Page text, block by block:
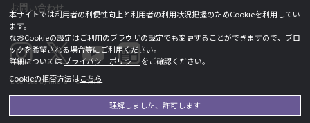
お問い合わせ
Licensed by khara ©khara
本サイトでは利用者の利便性向上と利用者の利用状況把握のためCookieを利用してい
ます。
なおCookieの設定はご利用のブラウザの設定でも変更することができますので、ブロ
ックを希望される場合等にご利用ください。
詳細についてはプライバシーポリシーをご確認ください。
Cookieの拒否方法はこちら
理解しました、許可します